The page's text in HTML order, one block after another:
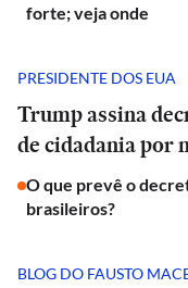
forte; veja onde
PRESIDENTE DOS EUA
Trump assina
de cidadania por
O que prevê o
brasileiros?
BLOG DO FAUSTO